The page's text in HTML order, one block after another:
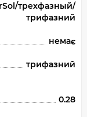
трехфазный/
трифазний
немає
трифазний
0.28